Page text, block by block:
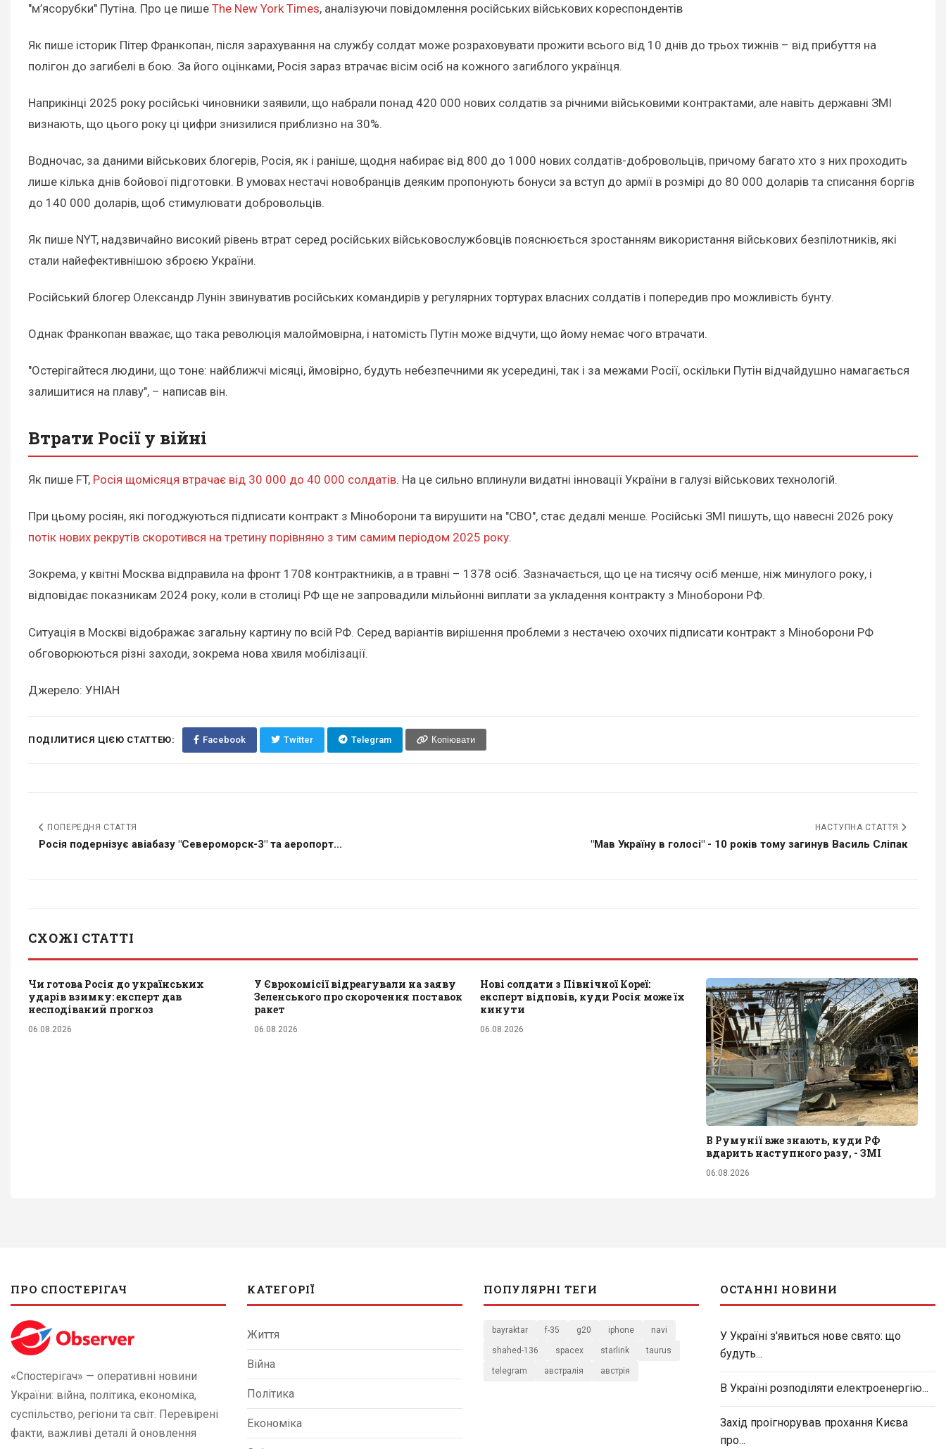
"м’ясорубки" Путіна. Про це пише The New York Times, аналізуючи повідомлення російських військових кореспондентів
Як пише історик Пітер Франкопан, після зарахування на службу солдат може розраховувати прожити всього від 10 днів до трьох тижнів – від прибуття на
полігон до загибелі в бою. За його оцінками, Росія зараз втрачає вісім осіб на кожного загиблого українця.
Наприкінці 2025 року російські чиновники заявили, що набрали понад 420 000 нових солдатів за річними військовими контрактами, але навіть державні ЗМІ
визнають, що цього року ці цифри знизилися приблизно на 30%.
Водночас, за даними військових блогерів, Росія, як і раніше, щодня набирає від 800 до 1000 нових солдатів-добровольців, причому багато хто з них проходить
лише кілька днів бойової підготовки. В умовах нестачі новобранців деяким пропонують бонуси за вступ до армії в розмірі до 80 000 доларів та списання боргів
до 140 000 доларів, щоб стимулювати добровольців.
Як пише NYT, надзвичайно високий рівень втрат серед російських військовослужбовців пояснюється зростанням використання військових безпілотників, які
стали найефективнішою зброєю України.
Російський блогер Олександр Лунін звинуватив російських командирів у регулярних тортурах власних солдатів і попередив про можливість бунту.
Однак Франкопан вважає, що така революція малоймовірна, і натомість Путін може відчути, що йому немає чого втрачати.
"Остерігайтеся людини, що тоне: найближчі місяці, ймовірно, будуть небезпечними як усередині, так і за межами Росії, оскільки Путін відчайдушно намагається
залишитися на плаву", – написав він.
Втрати Росії у війні
Як пише FT, Росія щомісяця втрачає від 30 000 до 40 000 солдатів. На це сильно вплинули видатні інновації України в галузі військових технологій.
При цьому росіян, які погоджуються підписати контракт з Міноборони та вирушити на "СВО", стає дедалі менше. Російські ЗМІ пишуть, що навесні 2026 року
потік нових рекрутів скоротився на третину порівняно з тим самим періодом 2025 року.
Зокрема, у квітні Москва відправила на фронт 1708 контрактників, а в травні – 1378 осіб. Зазначається, що це на тисячу осіб менше, ніж минулого року, і
відповідає показникам 2024 року, коли в столиці РФ ще не запровадили мільйонні виплати за укладення контракту з Міноборони РФ.
Ситуація в Москві відображає загальну картину по всій РФ. Серед варіантів вирішення проблеми з нестачею охочих підписати контракт з Міноборони РФ
обговорюються різні заходи, зокрема нова хвиля мобілізації.
Джерело: УНІАН
ПОДІЛИТИСЯ ЦІЄЮ СТАТТЕЮ: Facebook Twitter Telegram Копіювати
ПОПЕРЕДНЯ СТАТТЯ
Росія подернізує авіабазу "Североморск-3" та аеропорт...
НАСТУПНА СТАТТЯ
"Мав Україну в голосі" - 10 років тому загинув Василь Сліпак
СХОЖІ СТАТТІ
Чи готова Росія до українських
ударів взимку: експерт дав
несподіваний прогноз
06.08.2026
У Єврокомісії відреагували на заяву
Зеленського про скорочення поставок
ракет
06.08.2026
Нові солдати з Північної Кореї:
експерт відповів, куди Росія може їх
кинути
06.08.2026
В Румунії вже знають, куди РФ
вдарить наступного разу, - ЗМІ
06.08.2026
ПРО СПОСТЕРІГАЧ
«Спостерігач» — оперативні новини
України: війна, політика, економіка,
суспільство, регіони та світ. Перевірені
факти, важливі деталі й оновлення
КАТЕГОРІЇ
Життя
Війна
Політика
Економіка
ПОПУЛЯРНІ ТЕГИ
bayraktar f-35 g20 iphone navi
shahed-136 spacex starlink taurus
telegram австралія австрія
ОСТАННІ НОВИНИ
У Україні з'явиться нове свято: що
будуть...
В Україні розподіляти електроенергію...
Захід проігнорував прохання Києва
про...